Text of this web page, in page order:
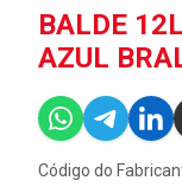
BALDE
AZUL
Código do